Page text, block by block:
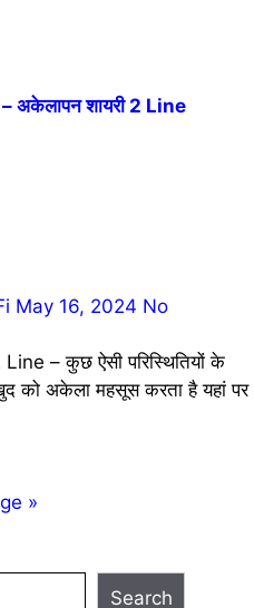
शायरी 2 Line
May 16, 2024 No
को अकेला महसूस करता है यहां पर
»
Search